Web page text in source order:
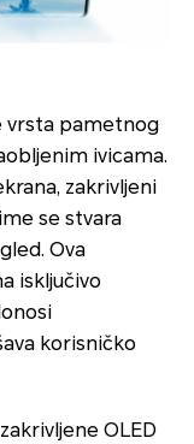
vrsta pametnog
ivicama.
zakrivljeni
se stvara
Ova
isključivo
korisničko
OLED